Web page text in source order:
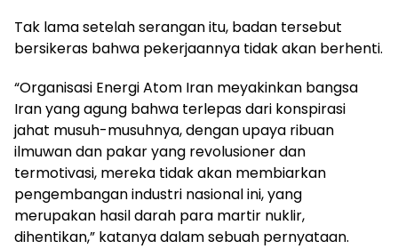
Tak lama setelah serangan itu, badan tersebut
bersikeras bahwa pekerjaannya tidak akan berhenti.
“Organisasi Energi Atom Iran meyakinkan bangsa
Iran yang agung bahwa terlepas dari konspirasi
jahat musuh-musuhnya, dengan upaya ribuan
ilmuwan dan pakar yang revolusioner dan
termotivasi, mereka tidak akan membiarkan
pengembangan industri nasional ini, yang
merupakan hasil darah para martir nuklir,
dihentikan,” katanya dalam sebuah pernyataan.